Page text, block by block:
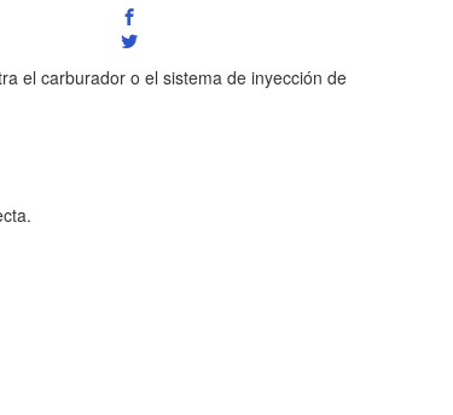
el carburador o el sistema de inyección de